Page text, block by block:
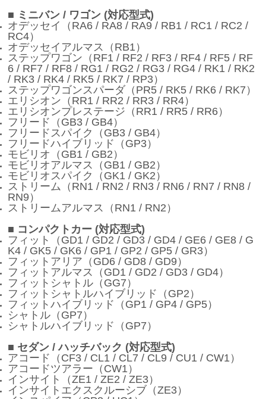
■ ミニバン / ワゴン (対応型式)
オデッセイ（RA6 / RA8 / RA9 / RB1 / RC1 / RC2 /
RC4）
オデッセイアルマス（RB1）
ステップワゴン（RF1 / RF2 / RF3 / RF4 / RF5 / RF
6 / RF7 / RF8 / RG1 / RG2 / RG3 / RG4 / RK1 / RK2
/ RK3 / RK4 / RK5 / RK7 / RP3）
ステップワゴンスパーダ（PR5 / RK5 / RK6 / RK7）
エリシオン（RR1 / RR2 / RR3 / RR4）
エリシオンプレステージ（RR1 / RR5 / RR6）
フリード（GB3 / GB4）
フリードスパイク（GB3 / GB4）
フリードハイブリッド（GP3）
モビリオ（GB1 / GB2）
モビリオアルマス（GB1 / GB2）
モビリオスパイク（GK1 / GK2）
ストリーム（RN1 / RN2 / RN3 / RN6 / RN7 / RN8 /
RN9）
ストリームアルマス（RN1 / RN2）
■ コンパクトカー (対応型式)
フィット（GD1 / GD2 / GD3 / GD4 / GE6 / GE8 / G
K4 / GK5 / GK6 / GP1 / GP2 / GP5 / GR3）
フィットアリア（GD6 / GD8 / GD9）
フィットアルマス（GD1 / GD2 / GD3 / GD4）
フィットシャトル（GG7）
フィットシャトルハイブリッド（GP2）
フィットハイブリッド（GP1 / GP4 / GP5）
シャトル（GP7）
シャトルハイブリッド（GP7）
■ セダン / ハッチバック (対応型式)
アコード（CF3 / CL1 / CL7 / CL9 / CU1 / CW1）
アコードツアラー（CW1）
インサイト（ZE1 / ZE2 / ZE3）
インサイトエクスクルーシブ（ZE3）